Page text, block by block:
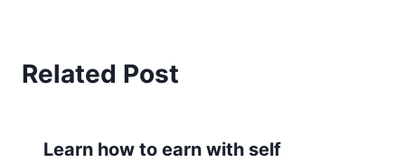
Related Post
Learn how to earn with self